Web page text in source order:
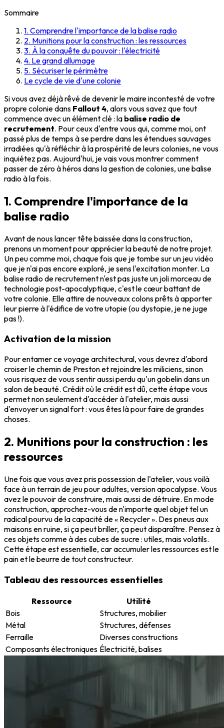
Sommaire
1. Comprendre l'importance de la balise radio
2. Munitions pour la construction : les ressources
3. À la conquête du pouvoir : l'électricité
4. Le grand allumage
5. Sécuriser le périmètre
Le cycle de vie d'une colonie
Si vous avez déjà rêvé de devenir le maire incontesté de votre
propre colonie dans Fallout 4, alors vous savez que tout
commence avec un élément clé : la balise radio de
recrutement. Pour ceux d'entre vous qui, comme moi, ont
passé plus de temps à se perdre dans les étendues sauvages
irradiées qu'à réfléchir à la prospérité de leurs colonies, ne vous
inquiétez pas. Aujourd'hui, je vais vous montrer comment
passer de zéro à héros dans la gestion de colonies, une balise
radio à la fois.
1. Comprendre l'importance de la
balise radio
Avant de nous lancer tête baissée dans la construction,
prenons un moment pour apprécier la beauté de notre projet.
Un peu comme moi, chaque fois que je tombe sur un jeu vidéo
que je n'ai pas encore exploré, je sens l'excitation monter. La
balise radio de recrutement n'est pas juste un joli morceau de
technologie post-apocalyptique, c'est le cœur battant de
votre colonie. Elle attire de nouveaux colons prêts à apporter
leur pierre à l'édifice de votre utopie (ou dystopie, je ne juge
pas !).
Activation de la mission
Pour entamer ce voyage architectural, vous devrez d'abord
croiser le chemin de Preston et rejoindre les miliciens, sinon
vous risquez de vous sentir aussi perdu qu'un gobelin dans un
salon de beauté. Crédit où le crédit est dû, cette étape vous
permet non seulement d'accéder à l'atelier, mais aussi
d'envoyer un signal fort : vous êtes là pour faire de grandes
choses.
2. Munitions pour la construction : les
ressources
Une fois que vous avez pris possession de l'atelier, vous voilà
face à un terrain de jeu pour adultes, version apocalypse. Vous
avez le pouvoir de construire, mais aussi de détruire. En mode
construction, approchez-vous de n'importe quel objet tel un
radical pourvu de la capacité de « Recycler ». Des pneus aux
maisons en ruine, si ça peut briller, ça peut disparaître. Pensez à
ces objets comme à des cubes de sucre : utiles, mais volatils.
Cette étape est essentielle, car accumuler les ressources est le
pain et le beurre de tout constructeur.
Tableau des ressources essentielles
Ressource
Utilité
Bois
Structures, mobilier
Métal
Structures, défenses
Ferraille
Diverses constructions
Composants électroniques Électricité, balises